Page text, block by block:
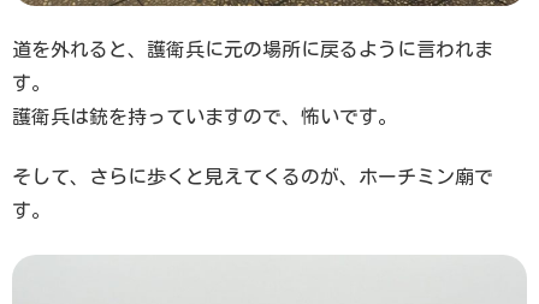
道を外れると、護衛兵に元の場所に戻るように言われま
す。
護衛兵は銃を持っていますので、怖いです。
そして、さらに歩くと見えてくるのが、ホーチミン廟で
す。